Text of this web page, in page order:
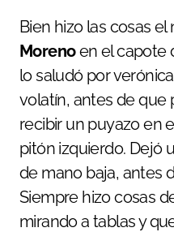
Bien hizo las cosas el
Morenoen el capote
lo saludó por
volatín, antes de que
recibir un puyazo en
pitón izquierdo. Dejó
de mano baja, antes
Siempre hizo cosas
mirando a tablas y